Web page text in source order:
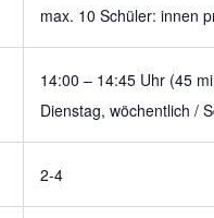
max. 10 Schüler: innen
14:00 – 14:45 Uhr (45
Dienstag, wöchentlich /
2-4